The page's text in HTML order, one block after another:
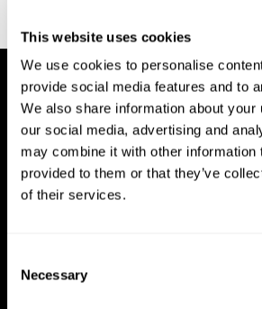
This website uses cookies
We use cookies to personalise
provide social media features and to
We also share information about your
our social media, advertising and
may combine it with other information
provided to them or that they’ve
of their services.
Selection
Necessary